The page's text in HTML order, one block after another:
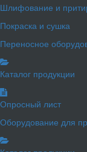
Шлифование и
Покраска и сушка
Переносное
Каталог продукции
Опросный лист
Оборудование для